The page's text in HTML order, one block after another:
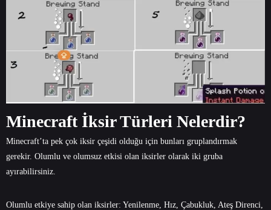
Minecraft İksir Türleri Nelerdir?
Minecraft’ta pek çok iksir çeşidi olduğu için bunları gruplandırmak
gerekir. Olumlu ve olumsuz etkisi olan iksirler olarak iki gruba
ayırabilirsiniz.
Olumlu etkiye sahip olan iksirler: Yenilenme, Hız, Çabukluk, Ateş Direnci,